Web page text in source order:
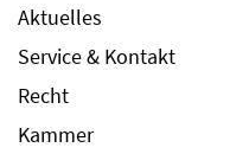
Aktuelles
Service & Kontakt
Recht
Kammer